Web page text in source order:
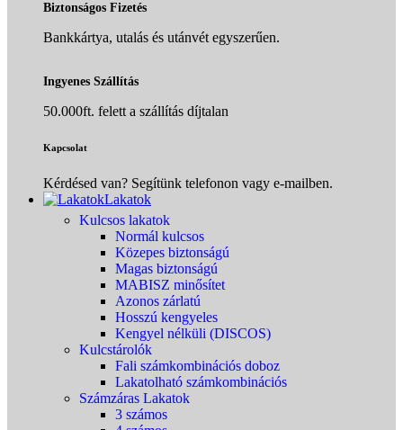
Biztonságos Fizetés
Bankkártya, utalás és utánvét egyszerűen.
Ingyenes Szállítás
50.000ft. felett a szállítás díjtalan
Kapcsolat
Kérdésed van? Segítünk telefonon vagy e-mailben.
Lakatok
Kulcsos lakatok
Normál kulcsos
Közepes biztonságú
Magas biztonságú
MABISZ minősítet
Azonos zárlatú
Hosszú kengyeles
Kengyel nélküli (DISCOS)
Kulcstárolók
Fali számkombinációs doboz
Lakatolható számkombinációs
Számzáras Lakatok
3 számos